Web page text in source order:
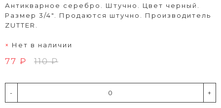
Антикварное серебро. Штучно. Цвет черный.
Размер 3/4". Продаются штучно. Производитель
ZUTTER.
Нет в наличии
77 ₽ 110 ₽
- +